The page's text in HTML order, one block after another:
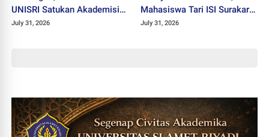
UNISRI Satukan Akademisi 5
Negara Demi Solusi Lintas
July 31, 2026
Mahasiswa Tari ISI Surakarta
Raih Medali Emas JEC 2026
July 31, 2026